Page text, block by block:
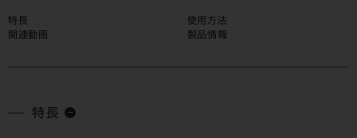
特長
使用方法
関連動画
製品情報
特長